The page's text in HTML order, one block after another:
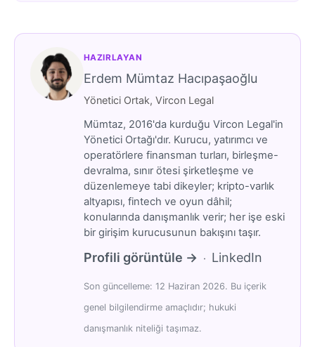
HAZIRLAYAN
Erdem Mümtaz Hacıpaşaoğlu
Yönetici Ortak, Vircon Legal
Mümtaz, 2016'da kurduğu Vircon Legal'in
Yönetici Ortağı'dır. Kurucu, yatırımcı ve
operatörlere finansman turları, birleşme-
devralma, sınır ötesi şirketleşme ve
düzenlemeye tabi dikeyler; kripto-varlık
altyapısı, fintech ve oyun dâhil;
konularında danışmanlık verir; her işe eski
bir girişim kurucusunun bakışını taşır.
Profili görüntüle → · LinkedIn
Son güncelleme: 12 Haziran 2026. Bu içerik
genel bilgilendirme amaçlıdır; hukuki
danışmanlık niteliği taşımaz.